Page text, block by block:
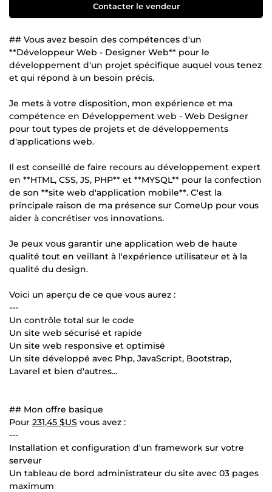
Contacter le vendeur
## Vous avez besoin des compétences d'un
**Développeur Web - Designer Web** pour le
développement d'un projet spécifique auquel vous tenez
et qui répond à un besoin précis.
Je mets à votre disposition, mon expérience et ma
compétence en Développement web - Web Designer
pour tout types de projets et de développements
d'applications web.
Il est conseillé de faire recours au développement expert
en **HTML, CSS, JS, PHP** et **MYSQL** pour la confection
de son **site web d'application mobile**. C'est la
principale raison de ma présence sur ComeUp pour vous
aider à concrétiser vos innovations.
Je peux vous garantir une application web de haute
qualité tout en veillant à l'expérience utilisateur et à la
qualité du design.
Voici un aperçu de ce que vous aurez :
---
Un contrôle total sur le code
Un site web sécurisé et rapide
Un site web responsive et optimisé
Un site développé avec Php, JavaScript, Bootstrap,
Lavarel et bien d'autres...
## Mon offre basique
Pour 231,45 $US vous avez :
---
Installation et configuration d'un framework sur votre
serveur
Un tableau de bord administrateur du site avec 03 pages
maximum